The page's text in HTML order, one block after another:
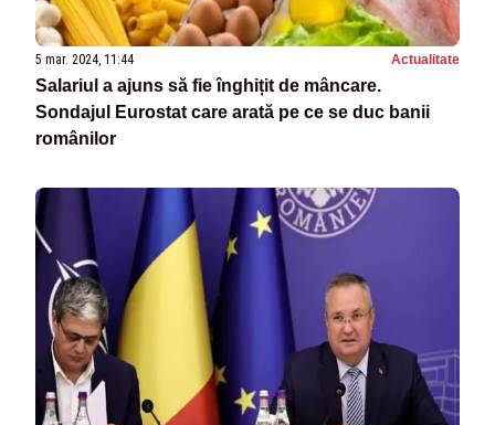
5 mar. 2024, 11:44 Actualitate
Salariul a ajuns să fie înghițit de mâncare.
Sondajul Eurostat care arată pe ce se duc banii
românilor